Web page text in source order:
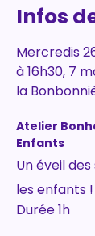
Infos
Mercredis
à 16h30, 7
la
Atelier
Enfants
Un éveil
les enfants !
Durée 1h